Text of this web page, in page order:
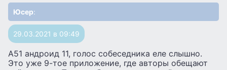
Юсер:
29.03.2021 в 09:49
А51 андроид 11, голос собеседника еле слышно.
Это уже 9-тое приложение, где авторы обещают